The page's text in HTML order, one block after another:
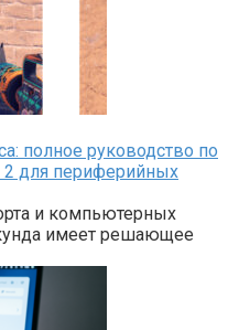
полное руководство по
для периферийных
и компьютерных
имеет решающее